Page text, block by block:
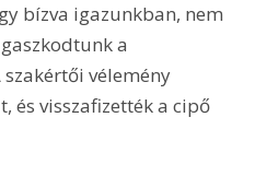
bízva igazunkban, nem
a
vélemény
és visszafizették a cipő